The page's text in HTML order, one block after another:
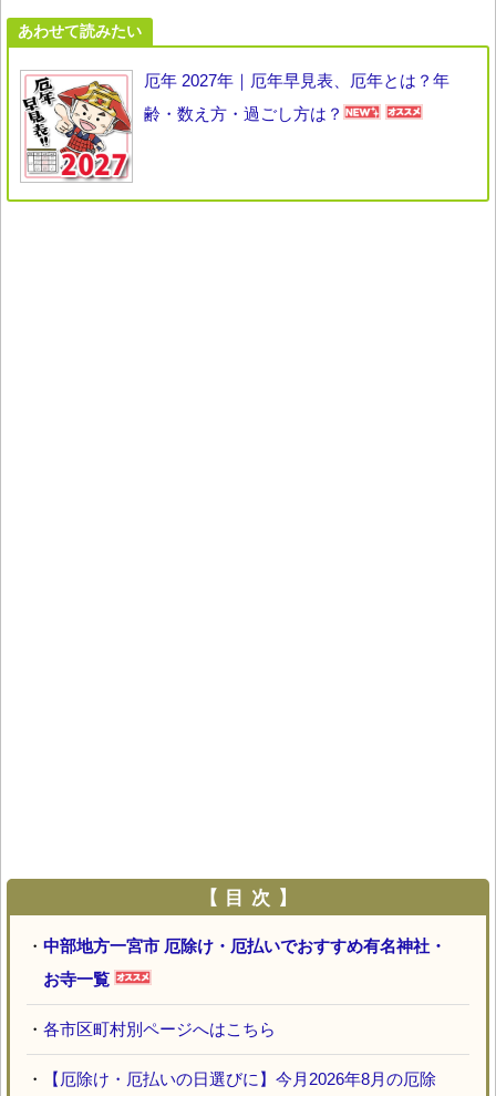
あわせて読みたい
厄年 2027年｜厄年早見表、厄年とは？年
齢・数え方・過ごし方は？
【 目 次 】
・ 中部地方一宮市 厄除け・厄払いでおすすめ有名神社・
お寺一覧
・ 各市区町村別ページへはこちら
・ 【厄除け・厄払いの日選びに】今月2026年8月の厄除